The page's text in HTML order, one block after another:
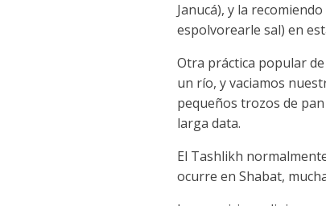
Janucá), y la
espolvorearle sal) en
Otra práctica popular
un río, y vaciamos
pequeños trozos de
larga data.
El Tashlikh
ocurre en Shabat,